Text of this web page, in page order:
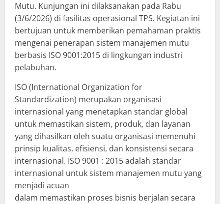
Mutu. Kunjungan ini dilaksanakan pada Rabu
(3/6/2026) di fasilitas operasional TPS. Kegiatan ini
bertujuan untuk memberikan pemahaman praktis
mengenai penerapan sistem manajemen mutu
berbasis ISO 9001:2015 di lingkungan industri
pelabuhan.
ISO (International Organization for
Standardization) merupakan organisasi
internasional yang menetapkan standar global
untuk memastikan sistem, produk, dan layanan
yang dihasilkan oleh suatu organisasi memenuhi
prinsip kualitas, efisiensi, dan konsistensi secara
internasional. ISO 9001 : 2015 adalah standar
internasional untuk sistem manajemen mutu yang
menjadi acuan
dalam memastikan proses bisnis berjalan secara